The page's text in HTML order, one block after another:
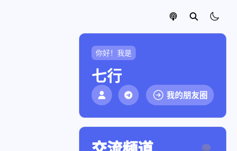
你好！我是
七行
我的朋友圈
点击加入社群